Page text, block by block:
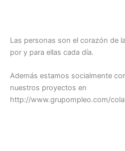
Las personas son el corazón de
por y para ellas cada día.
Además estamos socialmente
nuestros proyectos en
http://www.grupompleo.com/